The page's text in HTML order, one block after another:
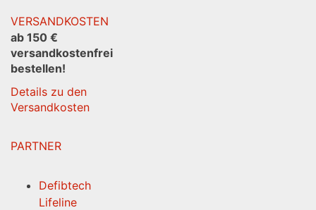
VERSANDKOSTEN
ab 150 €
versandkostenfrei
bestellen!
Details zu den
Versandkosten
PARTNER
Defibtech
Lifeline